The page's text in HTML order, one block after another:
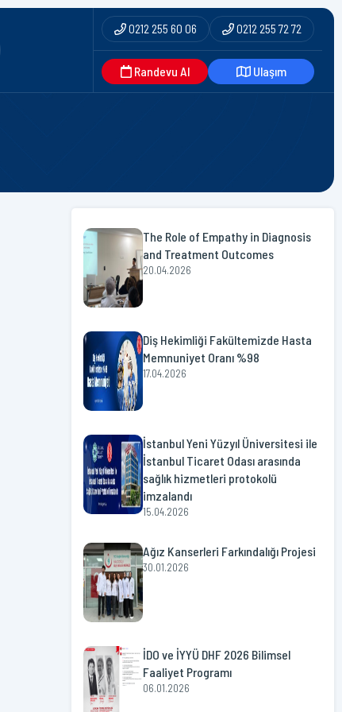
0212 255 60 06 0212 255 72 72
Randevu Al Ulaşım
The Role of Empathy in Diagnosis
and Treatment Outcomes
20.04.2026
Diş Hekimliği Fakültemizde Hasta
Memnuniyet Oranı %98
17.04.2026
İstanbul Yeni Yüzyıl Üniversitesi ile
İstanbul Ticaret Odası arasında
sağlık hizmetleri protokolü
imzalandı
15.04.2026
Ağız Kanserleri Farkındalığı Projesi
30.01.2026
İDO ve İYYÜ DHF 2026 Bilimsel
Faaliyet Programı
06.01.2026